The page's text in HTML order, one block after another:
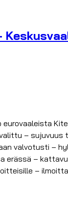
– sujuvuus
valvotusti –
–
–